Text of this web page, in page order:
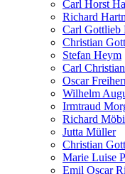
Carl Horst
Richard
Carl Gottlieb
Christian
Stefan Heym
Carl
Oscar
Wilhelm
Irmtraud
Richard
Jutta Müller
Christian
Marie Luise
Emil Oscar